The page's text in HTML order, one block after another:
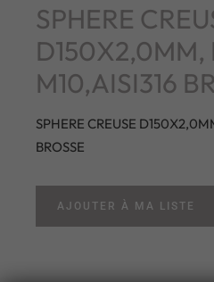
SPHERE
D150X2,0MM,
M10,AISI316
SPHERE CREUSE
BROSSE
AJOUTER À MA LISTE